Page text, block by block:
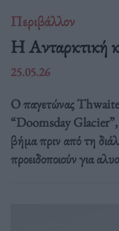
Περιβάλλον
Η Ανταρκτική
25.05.26
Ο παγετώνας
“Doomsday Glacier”,
βήμα πριν από τη
προειδοποιούν για